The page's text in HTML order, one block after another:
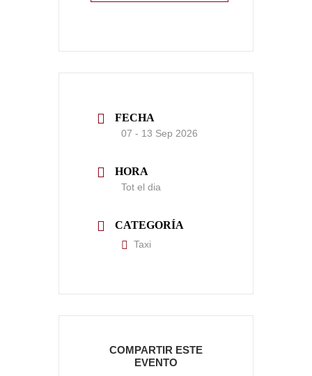
FECHA
07 - 13 Sep 2026
HORA
Tot el dia
CATEGORÍA
Taxi
COMPARTIR ESTE
EVENTO